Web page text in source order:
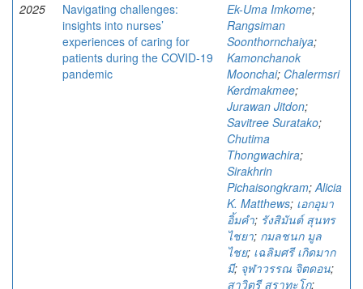
2025
Navigating challenges:
insights into nurses’
experiences of caring for
patients during the COVID-19
pandemic
Ek-Uma Imkome;
Rangsiman
Soonthornchaiya;
Kamonchanok
Moonchai; Chalermsri
Kerdmakmee;
Jurawan Jitdon;
Savitree Suratako;
Chutima
Thongwachira;
Sirakhrin
Pichaisongkram;Alicia
K. Matthews; เอกอุมา
อิ้มคำ; รังสิมันต์ สุนทร
ไชยา; กมลชนก มูล
ไชย; เฉลิมศรี เกิดมาก
มี; จุฬาวรรณ จิตดอน;
สาวิตรี สุราทะโก;